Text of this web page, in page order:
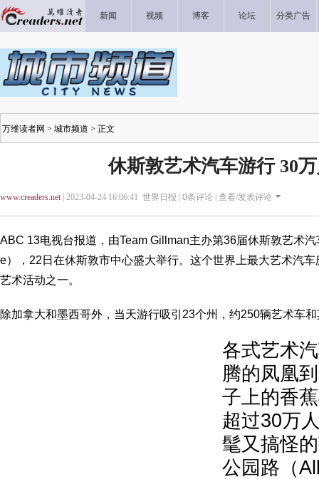
新闻 视频 博客 论坛 分类广告
万维读者网 > 城市频道 > 正文
休斯敦艺术汽车游行 30
www.creaders.net| 2023-04-24 16:06:41 世界日报 | 0条评论 | 查看/发表评论
ABC 13电视台报道，由Team Gillman主办第36届休斯敦艺术
e），22日在休斯敦市中心盛大举行。这个世界上最大艺术汽
艺术活动之一。
除加拿大和墨西哥外，当天游行吸引23个州，约250辆艺术车
各式艺术
腾的凤凰
子上的香
超过30万
髦又搞怪
公园路（